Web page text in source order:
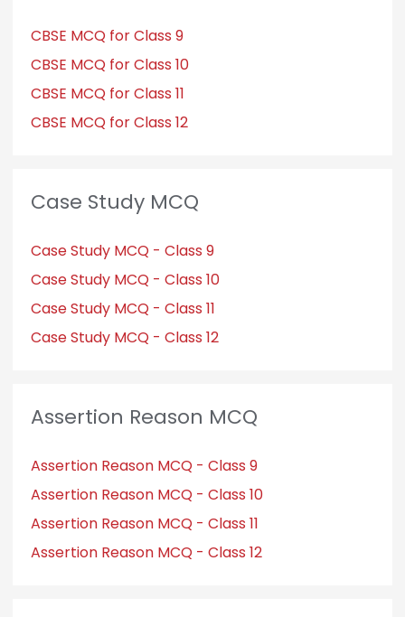
CBSE MCQ for Class 9
CBSE MCQ for Class 10
CBSE MCQ for Class 11
CBSE MCQ for Class 12
Case Study MCQ
Case Study MCQ - Class 9
Case Study MCQ - Class 10
Case Study MCQ - Class 11
Case Study MCQ - Class 12
Assertion Reason MCQ
Assertion Reason MCQ - Class 9
Assertion Reason MCQ - Class 10
Assertion Reason MCQ - Class 11
Assertion Reason MCQ - Class 12